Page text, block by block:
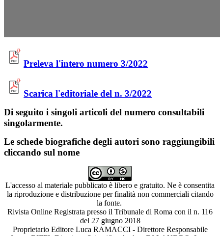
Preleva l'intero numero 3/2022
Scarica l'editoriale del n. 3/2022
Di seguito i singoli articoli del numero consultabili
singolarmente.
Le schede biografiche degli autori sono raggiungibili
cliccando sul nome
L'accesso al materiale pubblicato è libero e gratuito. Ne è consentita
la riproduzione e distribuzione per finalità non commerciali citando
la fonte.
Rivista Online Registrata presso il Tribunale di Roma con il n. 116
del 27 giugno 2018
Proprietario Editore Luca RAMACCI - Direttore Responsabile